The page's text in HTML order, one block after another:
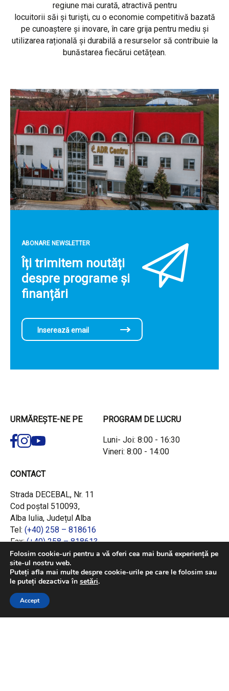
regiune mai curată, atractivă pentru
locuitorii săi și turiști, cu o economie competitivă bazată
pe cunoaștere și inovare, în care grija pentru mediu și
utilizarea rațională și durabilă a resurselor să contribuie la
bunăstarea fiecărui cetățean.
ABONARE NEWSLETTER
Îți trimitem noutăți
despre programe și
finanțări
URMĂREȘTE-NE PE PROGRAM DE LUCRU
Luni- Joi: 8:00 - 16:30
Vineri: 8:00 - 14:00
CONTACT
Strada DECEBAL, Nr. 11
Cod poștal 510093,
Alba Iulia, Județul Alba
Tel: (+40) 258 – 818616
Fax:(+40) 258 – 818613
Email:office@adrcentru.ro
LINK-URI RAPIDE
Consiliul European
Jurnalul Oficial al Uniunii Europene
Folosim cookie-uri pentru a vă oferi cea mai bună experiență pe
site-ul nostru web.
Puteți afla mai multe despre cookie-urile pe care le folosim sau
le puteți dezactiva în setări.
Accept